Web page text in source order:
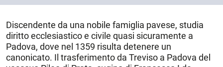
Discendente da una nobile famiglia pavese, studia
diritto ecclesiastico e civile quasi sicuramente a
Padova, dove nel 1359 risulta detenere un
canonicato. Il trasferimento da Treviso a Padova del